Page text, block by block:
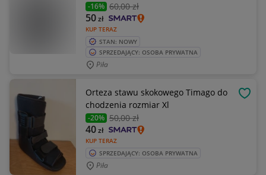
-16% 60,00 zł
KUP TERAZ
50zł
STAN: NOWY
SPRZEDAJĄCY: OSOBA PRYWATNA
Piła
Orteza stawu skokowego Timago do
chodzenia rozmiar Xl
-20% 50,00 zł
KUP TERAZ
40zł
SPRZEDAJĄCY: OSOBA PRYWATNA
Piła